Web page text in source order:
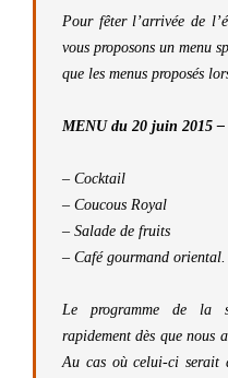
Pour fêter l’arrivée de
vous proposons un menu
que les menus proposés
MENU du 20 juin 2015 –
– Cocktail
– Coucous Royal
– Salade de fruits
– Café gourmand oriental.
Le programme de la
rapidement dès que nous
Au cas où celui-ci serait